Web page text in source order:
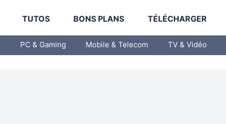
TUTOS BONS PLANS TÉLÉCHARGER
PC & Gaming Mobile & Telecom TV & Vidéo